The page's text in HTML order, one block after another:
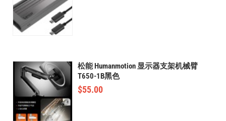
松能 Humanmotion 显示器支架机械臂
T650-1B黑色
$55.00